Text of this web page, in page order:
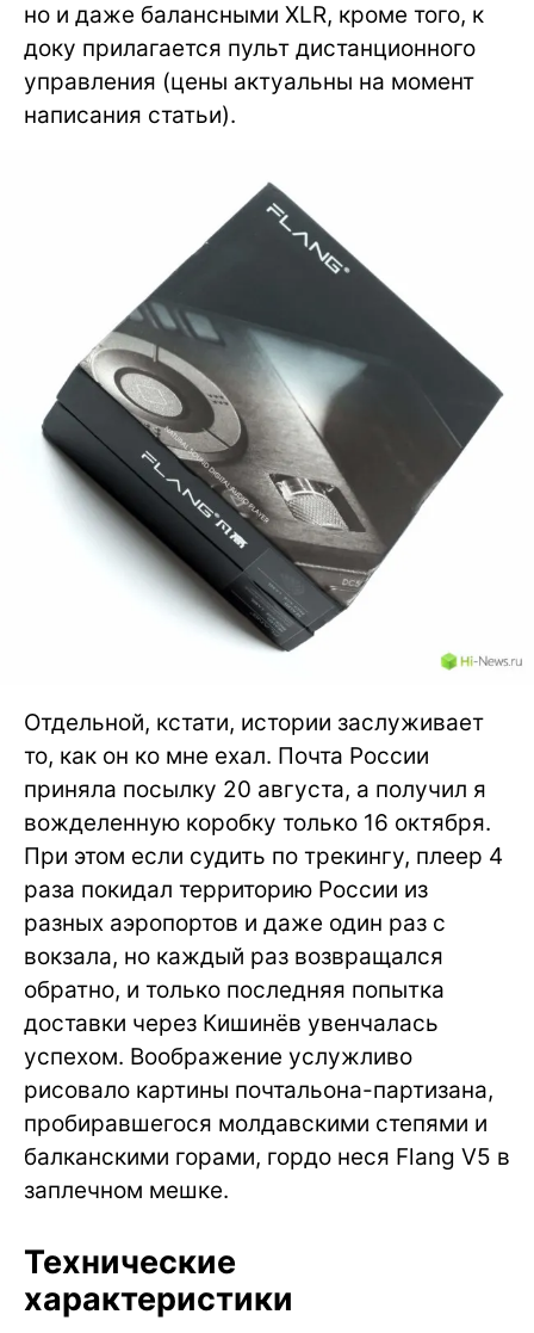
но и даже балансными XLR, кроме того, к
доку прилагается пульт дистанционного
управления (цены актуальны на момент
написания статьи).
Отдельной, кстати, истории заслуживает
то, как он ко мне ехал. Почта России
приняла посылку 20 августа, а получил я
вожделенную коробку только 16 октября.
При этом если судить по трекингу, плеер 4
раза покидал территорию России из
разных аэропортов и даже один раз с
вокзала, но каждый раз возвращался
обратно, и только последняя попытка
доставки через Кишинёв увенчалась
успехом. Воображение услужливо
рисовало картины почтальона-партизана,
пробиравшегося молдавскими степями и
балканскими горами, гордо неся Flang V5 в
заплечном мешке.
Технические
характеристики